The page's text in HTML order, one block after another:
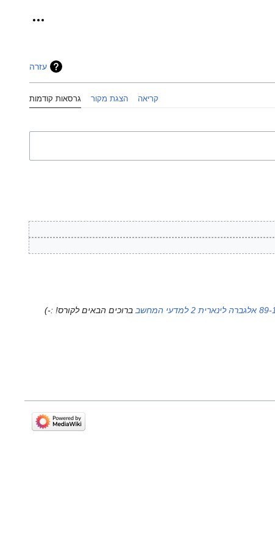
כלים
עזרה
קריאה הצגת מקור גרסאות קודמות
2 למדעי המחשב
ברוכים הבאים לקורס! :-)